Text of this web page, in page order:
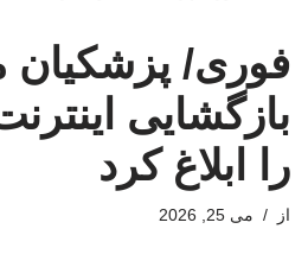
فوری/ پزشکیان
بازگشایی
را ابلاغ کرد
از می 25, 2026